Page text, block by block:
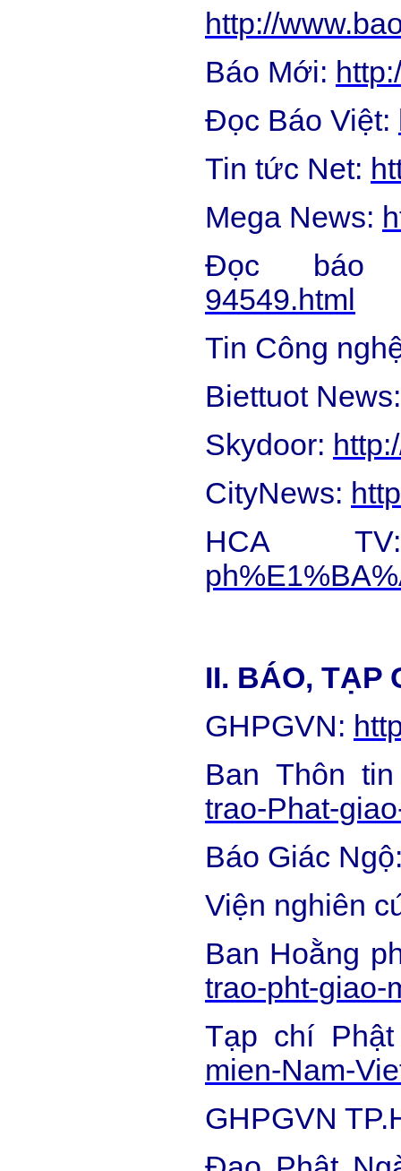
http://
Báo Mới:
Đọc Báo Việt:
Tin tức Net:
Mega News:
Đọc
94549.html
Tin Công
Biettuot
Skydoor:
CityNews:
HCA
II. BÁO, TẠP
GHPGVN:
Ban Thôn
trao-Phat-
Báo Giác
Viện nghiên
Ban Hoằng
trao-pht-giao-
Tạp chí
mien-Nam-
GHPGVN